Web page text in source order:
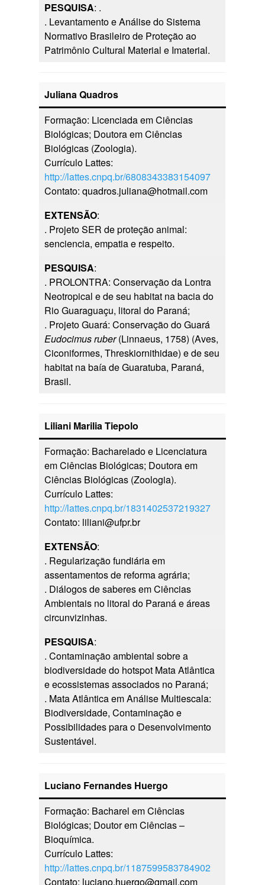
PESQUISA: .
. Levantamento e Análise do Sistema
Normativo Brasileiro de Proteção ao
Patrimônio Cultural Material e Imaterial.
Juliana Quadros
Formação: Licenciada em Ciências
Biológicas; Doutora em Ciências
Biológicas (Zoologia).
Currículo Lattes:
http://lattes.cnpq.br/6808343383154097
Contato: quadros.juliana@hotmail.com
EXTENSÃO:
. Projeto SER de proteção animal:
senciencia, empatia e respeito.
PESQUISA:
. PROLONTRA: Conservação da Lontra
Neotropical e de seu habitat na bacia do
Rio Guaraguaçu, litoral do Paraná;
. Projeto Guará: Conservação do Guará
Eudocimus ruber(Linnaeus, 1758) (Aves,
Ciconiformes, Threskiornithidae) e de seu
habitat na baía de Guaratuba, Paraná,
Brasil.
Liliani Marilia Tiepolo
Formação: Bacharelado e Licenciatura
em Ciências Biológicas; Doutora em
Ciências Biológicas (Zoologia).
Currículo Lattes:
http://lattes.cnpq.br/1831402537219327
Contato: liliani@ufpr.br
EXTENSÃO:
. Regularização fundiária em
assentamentos de reforma agrária;
. Diálogos de saberes em Ciências
Ambientais no litoral do Paraná e áreas
circunvizinhas.
PESQUISA:
. Contaminação ambiental sobre a
biodiversidade do hotspot Mata Atlântica
e ecossistemas associados no Paraná;
. Mata Atlântica em Análise Multiescala:
Biodiversidade, Contaminação e
Possibilidades para o Desenvolvimento
Sustentável.
Luciano Fernandes Huergo
Formação: Bacharel em Ciências
Biológicas; Doutor em Ciências –
Bioquímica.
Currículo Lattes:
http://lattes.cnpq.br/1187599583784902
Contato: luciano.huergo@gmail.com